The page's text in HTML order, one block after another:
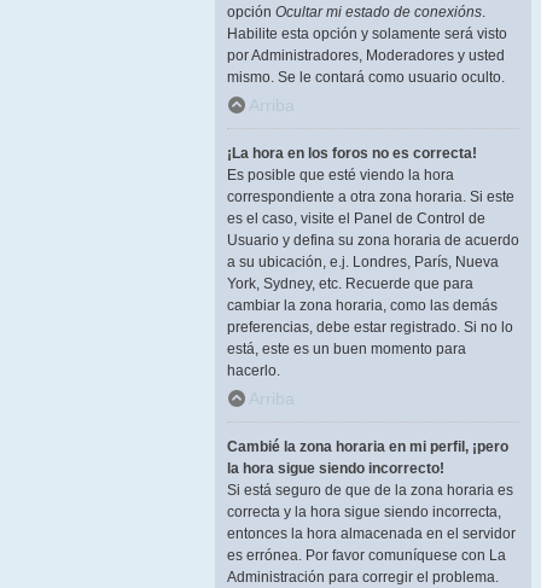
opción Ocultar mi estado de conexións.
Habilite esta opción y solamente será visto
por Administradores, Moderadores y usted
mismo. Se le contará como usuario oculto.
Arriba
¡La hora en los foros no es correcta!
Es posible que esté viendo la hora
correspondiente a otra zona horaria. Si este
es el caso, visite el Panel de Control de
Usuario y defina su zona horaria de acuerdo
a su ubicación, e.j. Londres, París, Nueva
York, Sydney, etc. Recuerde que para
cambiar la zona horaria, como las demás
preferencias, debe estar registrado. Si no lo
está, este es un buen momento para
hacerlo.
Arriba
Cambié la zona horaria en mi perfil, ¡pero
la hora sigue siendo incorrecto!
Si está seguro de que de la zona horaria es
correcta y la hora sigue siendo incorrecta,
entonces la hora almacenada en el servidor
es errónea. Por favor comuníquese con La
Administración para corregir el problema.